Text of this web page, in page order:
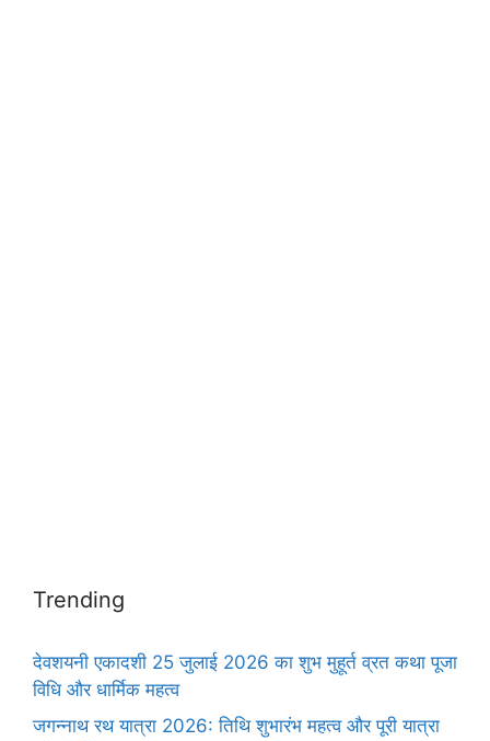
Trending
देवशयनी एकादशी 25 जुलाई 2026 का शुभ मुहूर्त व्रत कथा पूजा
विधि और धार्मिक महत्व
जगन्नाथ रथ यात्रा 2026: तिथि शुभारंभ महत्व और पूरी यात्रा